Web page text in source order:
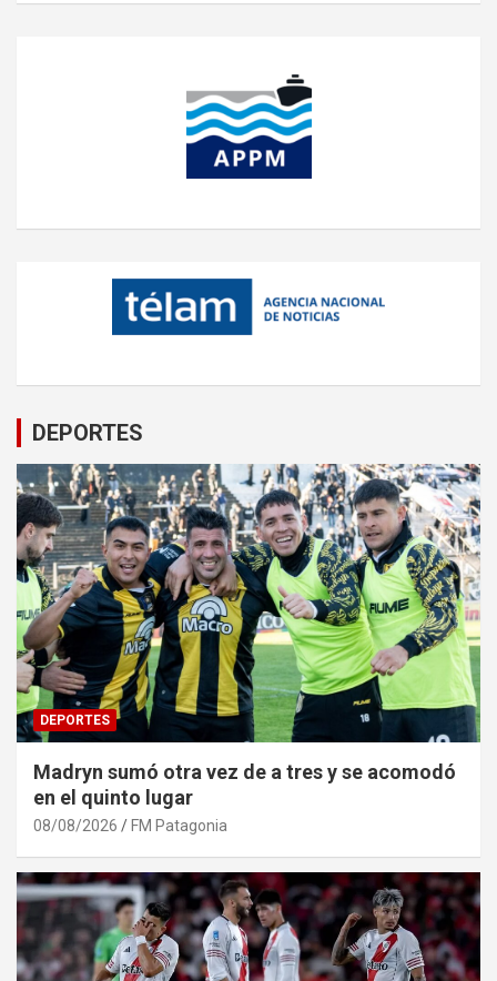
DEPORTES
DEPORTES
Madryn sumó otra vez de a tres y se acomodó
en el quinto lugar
08/08/2026 FM Patagonia